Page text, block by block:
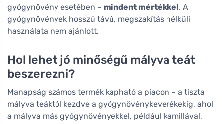
gyógynövény esetében – mindent mértékkel. A
gyógynövények hosszú távú, megszakítás nélküli
használata nem ajánlott.
Hol lehet jó minőségű mályva teát
beszerezni?
Manapság számos termék kapható a piacon – a tiszta
mályva teáktól kezdve a gyógynövénykeverékekig, ahol
a mályva más gyógynövényekkel, például kamillával,